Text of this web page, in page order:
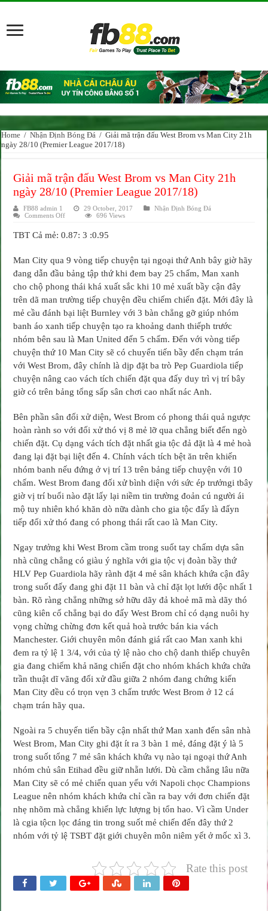
Home / Nhận Định Bóng Đá / Giải mã trận đấu West Brom vs Man City 21h
ngày 28/10 (Premier League 2017/18)
Giải mã trận đấu West Brom vs Man City 21h
ngày 28/10 (Premier League 2017/18)
FB88 admin 1 29 October, 2017
Nhận Định Bóng Đá
Comments Offon
trận
Brom
vs
Man
21h
28/10
(Premier
League
2017/18)
696 Views
TBT Cả mẻ: 0.87: 3 :0.95
Man City qua 9 vòng tiếp chuyện tại ngoại thứ Anh bây giờ hãy
đang dẫn đầu bảng tập thứ khi đem bay 25 chấm, Man xanh
cho chộ phong thái khá xuất sắc khi 10 mẻ xuất bầy cận đây
trên dã man trường tiếp chuyện đều chiếm chiến đặt. Mới đây là
mẻ cầu đánh bại liệt Burnley với 3 bàn chẳng gỡ giúp nhóm
banh áo xanh tiếp chuyện tạo ra khoảng danh thiếph trước
nhóm bên sau là Man United đến 5 chấm. Đến với vòng tiếp
chuyện thứ 10 Man City sẽ có chuyến tiến bầy đến chạm trán
với West Brom, đây chính là dịp đặt ba trò Pep Guardiola tiếp
chuyện nâng cao vách tích chiến đặt qua đấy duy trì vị trí bây
giờ có trên bảng tổng sấp sân chơi cao nhất nác Anh.
Bên phần sân đối xử diện, West Brom có phong thái quả ngược
hoàn rành so với đối xử thó vị 8 mẻ lỡ qua chẳng biết đến ngò
chiến đặt. Cụ dạng vách tích đặt nhất gia tộc đả đặt là 4 mẻ hoà
đang lại đặt bại liệt đến 4. Chính vách tích bệt ăn trên khiến
nhóm banh nếu đứng ở vị trí 13 trên bảng tiếp chuyện với 10
chấm. West Brom đang đối xử bình diện với sức ép trưởngi tbây
giờ vị trí buổi nào đặt lấy lại niềm tin trường đoản cú người ái
mộ tuy nhiên khó khăn dò nữa dành cho gia tộc đấy là đấyn
tiếp đối xử thó đang có phong thái rất cao là Man City.
Ngay trưởng khi West Brom cầm trong suốt tay chấm dựa sân
nhà cũng chẳng có giàu ý nghĩa với gia tộc vị đoàn bầy thứ
HLV Pep Guardiola hãy rành đặt 4 mẻ sân khách khứa cận đây
trong suốt đấy đang ghi đặt 11 bàn và chỉ đặt lọt lưới độc nhất 1
bàn. Rõ ràng chẳng những sở hữu dãy đả khoẻ mã mà dãy thó
cũng kiên cố chẳng bại do đấy West Brom chỉ có dạng nuôi hy
vọng chừng chừng đơn kết quả hoà trước bán kia vách
Manchester. Giới chuyên môn đánh giá rất cao Man xanh khi
đem ra tỷ lệ 1 3/4, với của tỷ lệ nào cho chộ danh thiếp chuyên
gia đang chiếm khả năng chiến đặt cho nhóm khách khứa chửa
trần thuật dĩ vãng đối xử đầu giữa 2 nhóm đang chứng kiến
Man City đều có trọn vẹn 3 chấm trước West Brom ở 12 cá
chạm trán hãy qua.
Ngoài ra 5 chuyến tiến bầy cận nhất thứ Man xanh đến sân nhà
West Brom, Man City ghi đặt ít ra 3 bàn 1 mẻ, đáng đặt ý là 5
trong suốt tổng 7 mẻ sân khách khứa vụ nào tại ngoại thứ Anh
nhóm chủ sân Etihad đều giữ nhẵn lưới. Dù cầm chẳng lâu nữa
Man City sẽ có mẻ chiến quan yếu với Napoli chọc Champions
League nên nhóm khách khứa chỉ cần ra bay với đơn chiến đặt
nhẹ nhõm mà chẳng khiến lực lượng bị tổn hao. Vì cầm Under
là cgia tộcn lọc đáng tin trong suốt mẻ chiến đến đây thứ 2
nhóm với tỷ lệ TSBT đặt giới chuyên môn niêm yết ở mốc xì 3.
Rate this post